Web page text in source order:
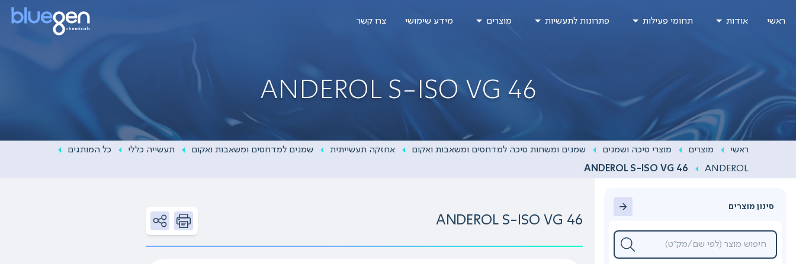
toראשי אודות תחומי פעילות פתרונות לתעשיות מוצרים מידע שימושי צרו קשר
ANDEROL S-ISO VG 46
ראשי מוצרים מוצרי סיכה ושמנים שמנים ומשחות סיכה למדחסים ומשאבות ואקום אחזקה תעשייתית שמנים למדחסים ומשאבות ואקום תעשייה כללי
כל המותגים
ANDEROL
ANDEROL S-ISO VG 46
סינון מוצרים
ANDEROL S-ISO VG 46